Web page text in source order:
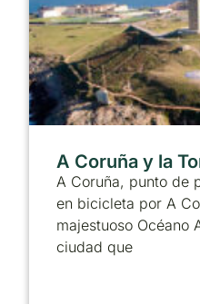
A Coruña y la
A Coruña, punto de
en bicicleta por A
majestuoso Océano
ciudad que